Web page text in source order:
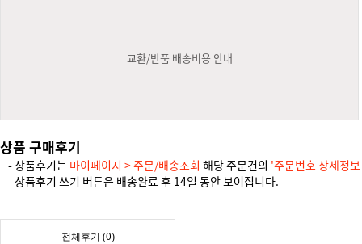
교환/반품 배송비용 안내
상품 구매후기
- 상품후기는 마이페이지 > 주문/배송조회 해당 주문건의 '주문번호 상세정
- 상품후기 쓰기 버튼은 배송완료 후 14일 동안 보여집니다.
전체후기 (0)